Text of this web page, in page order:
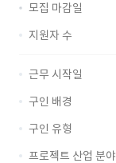
모집 마감일
지원자 수
근무 시작일
구인 배경
구인 유형
프로젝트 산업 분야